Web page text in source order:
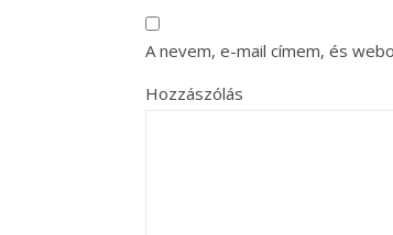
A nevem, e-mail címem, és
Hozzászólás